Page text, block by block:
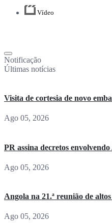
Vídeo
Notificação
Últimas notícias
Visita de cortesia de novo
Ago 05, 2026
PR assina decretos
Ago 05, 2026
Angola na 21.ª reunião de
Ago 05, 2026